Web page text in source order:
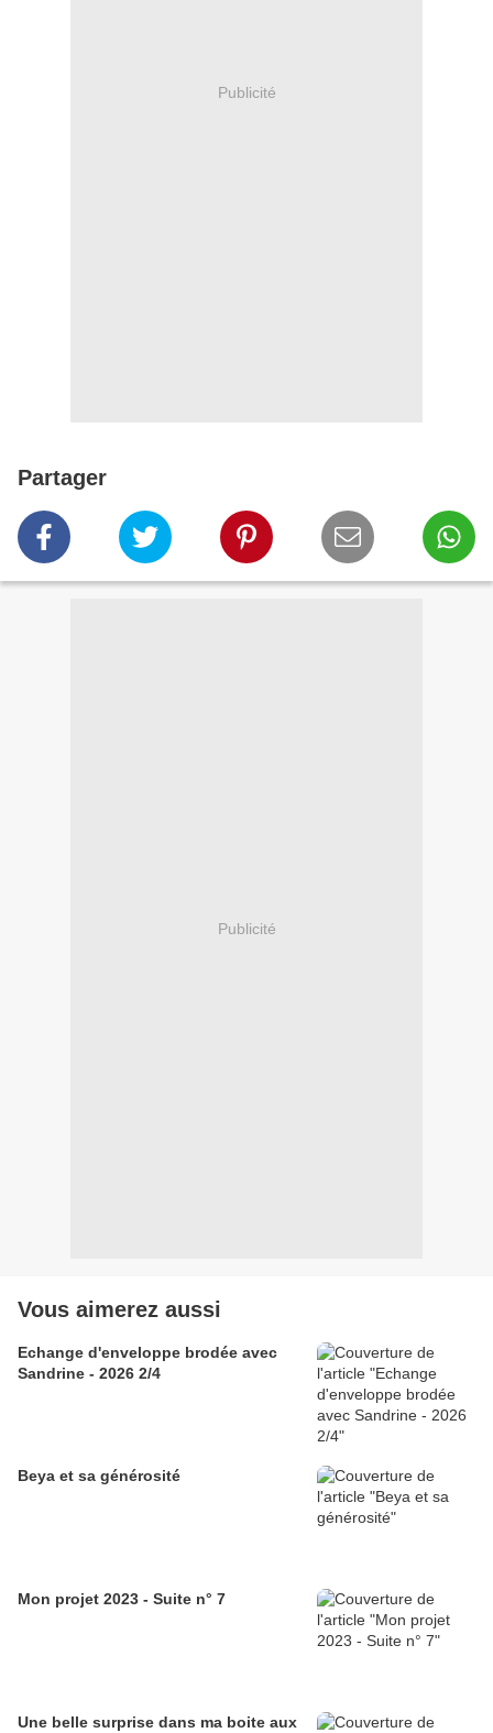
Publicité
Partager
Publicité
Vous aimerez aussi
Echange d'enveloppe brodée avec
Sandrine - 2026 2/4
Beya et sa générosité
Mon projet 2023 - Suite n° 7
Une belle surprise dans ma boite aux